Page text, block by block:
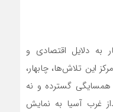
به دلایل اقتصادی و
این تلاش‌ها، چابهار،
گسترده و نه
غرب آسیا به نمایش